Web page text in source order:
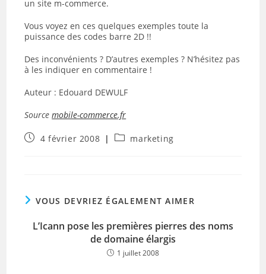
un site m-commerce.
Vous voyez en ces quelques exemples toute la
puissance des codes barre 2D !!
Des inconvénients ? D’autres exemples ? N’hésitez pas
à les indiquer en commentaire !
Auteur : Edouard DEWULF
Sourcemobile-commerce.fr
Publication
4 février 2008
Postmarketing
VOUS DEVRIEZ ÉGALEMENT AIMER
L’Icann pose les premières pierres des noms
de domaine élargis
1 juillet 2008